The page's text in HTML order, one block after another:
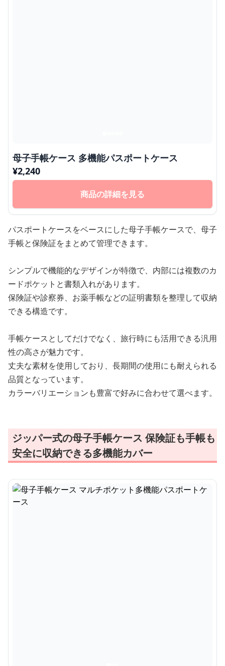
母子手帳ケース 多機能パスポートケース
¥2,240
商品の詳細を見る
パスポートケースをベースにした母子手帳ケースで、母子
手帳と保険証をまとめて管理できます。
シンプルで機能的なデザインが特徴で、内部には複数のカ
ードポケットと書類入れがあります。
保険証や診察券、お薬手帳などの証明書類を整理して収納
できる構造です。
手帳ケースとしてだけでなく、旅行時にも活用できる汎用
性の高さが魅力です。
丈夫な素材を使用しており、長期間の使用にも耐えられる
品質となっています。
カラーバリエーションも豊富で好みに合わせて選べます。
ジッパー式の母子手帳ケース 保険証も手帳も
安全に収納できる多機能カバー